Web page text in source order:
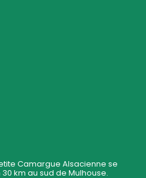
Camargue Alsacienne se
km au sud de Mulhouse.Contact